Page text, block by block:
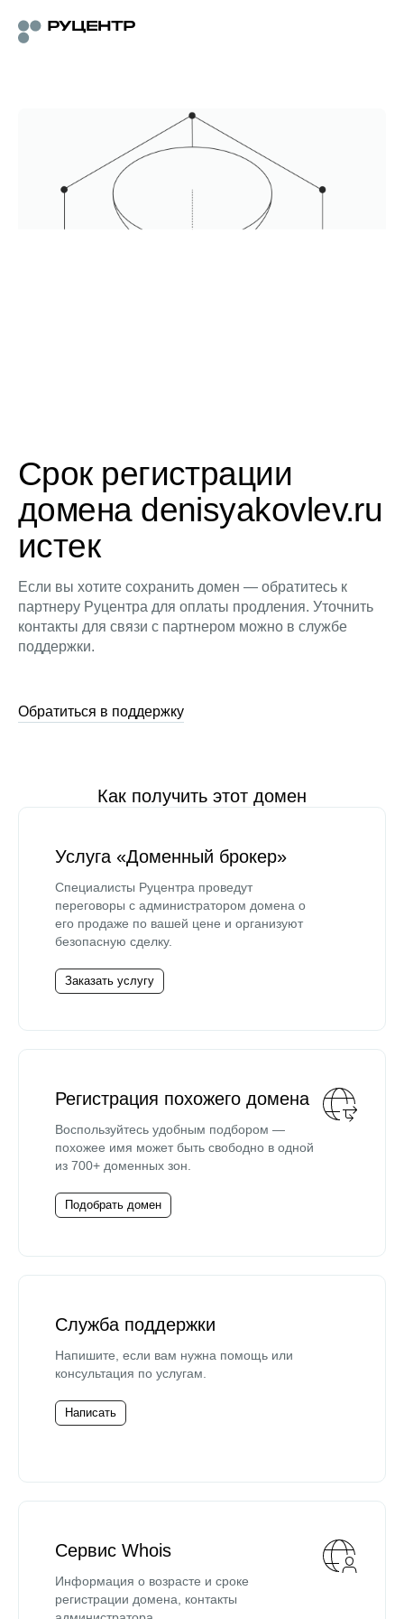
Срок регистрации
домена denisyakovlev.ru
истек
Если вы хотите сохранить домен — обратитесь к
партнеру Руцентра для оплаты продления. Уточнить
контакты для связи с партнером можно в службе
поддержки.
Обратиться в поддержку
Как получить этот домен
Услуга «Доменный брокер»
Специалисты Руцентра проведут
переговоры с администратором домена о
его продаже по вашей цене и организуют
безопасную сделку.
Заказать услугу
Регистрация похожего домена
Воспользуйтесь удобным подбором —
похожее имя может быть свободно в одной
из 700+ доменных зон.
Подобрать домен
Служба поддержки
Напишите, если вам нужна помощь или
консультация по услугам.
Написать
Сервис Whois
Информация о возрасте и сроке
регистрации домена, контакты